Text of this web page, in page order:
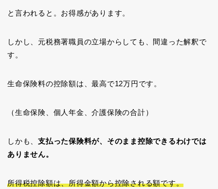
と言われると。お得感があります。
しかし、元税務署職員の立場からしても、間違った解釈で
す。
生命保険料の控除額は、最高で12万円です。
（生命保険、個人年金、介護保険の合計）
しかも、支払った保険料が、そのまま控除できるわけでは
ありません。
所得税控除額は、所得金額から控除される額です。